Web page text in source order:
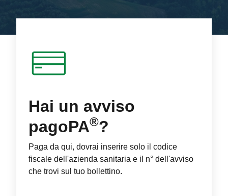
Hai un avviso
pagoPA®?
Paga da qui, dovrai inserire solo il codice
fiscale dell'azienda sanitaria e il n° dell'avviso
che trovi sul tuo bollettino.